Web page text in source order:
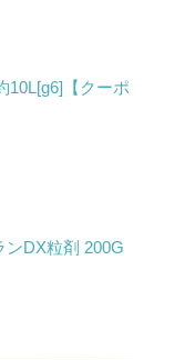
【クーポ
ンDX粒剤 200G